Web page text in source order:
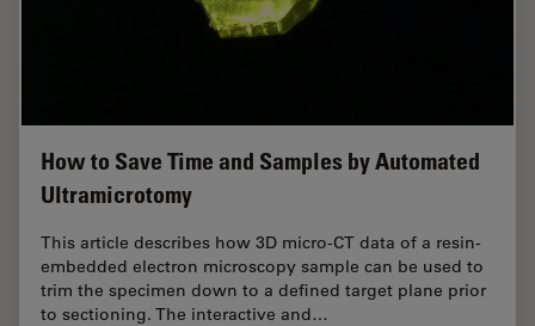
How to Save Time and Samples by Automated
Ultramicrotomy
This article describes how 3D micro-CT data of a resin-
embedded electron microscopy sample can be used to
trim the specimen down to a defined target plane prior
to sectioning. The interactive and…